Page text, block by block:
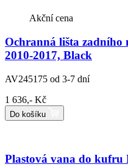
Akční cena
Ochranná lišta zadního
2010-2017, Black
AV245175 od 3-7 dní
1 636,- Kč
Do košíku
Plastová vana do kufru